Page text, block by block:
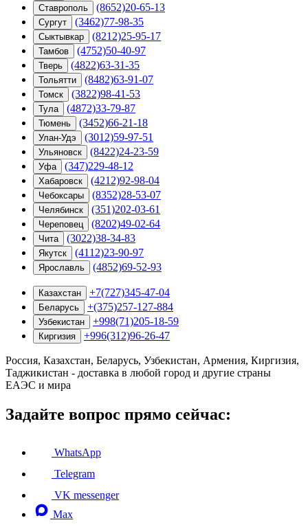
Ставрополь (8652)20-65-13
Сургут (3462)77-98-35
Сыктывкар (8212)25-95-17
Тамбов (4752)50-40-97
Тверь (4822)63-31-35
Тольятти (8482)63-91-07
Томск (3822)98-41-53
Тула (4872)33-79-87
Тюмень (3452)66-21-18
Улан-Удэ (3012)59-97-51
Ульяновск (8422)24-23-59
Уфа (347)229-48-12
Хабаровск (4212)92-98-04
Чебоксары (8352)28-53-07
Челябинск (351)202-03-61
Череповец (8202)49-02-64
Чита (3022)38-34-83
Якутск (4112)23-90-97
Ярославль (4852)69-52-93
Казахстан +7(727)345-47-04
Беларусь +(375)257-127-884
Узбекистан +998(71)205-18-59
Киргизия +996(312)96-26-47
Россия, Казахстан, Беларусь, Узбекистан, Армения, Киргизия,
Таджикистан - доставка в любой город и другие страны
ЕАЭС и мира
Задайте вопрос прямо сейчас:
WhatsApp
Telegram
VK messenger
Max